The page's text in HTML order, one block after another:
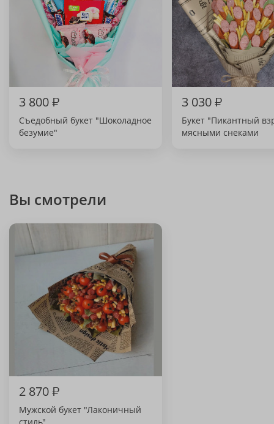
3 800₽
Съедобный букет "Шоколадное
безумие"
3 030₽
Букет "Пикантный
мясными снеками
Вы смотрели
2 870₽
Мужской букет "Лаконичный